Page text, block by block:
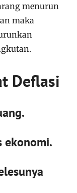
menurun
maka
Deflasi
ekonomi.